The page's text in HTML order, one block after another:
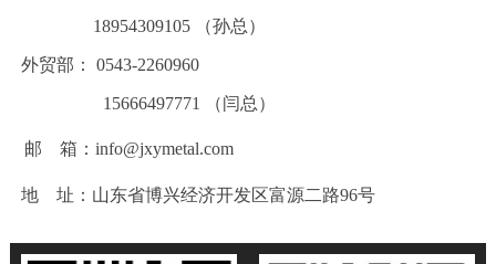
18954309105 （孙总）
外贸部： 0543-2260960
15666497771 （闫总）
邮 箱：info@jxymetal.com
地 址：山东省博兴经济开发区富源二路96号